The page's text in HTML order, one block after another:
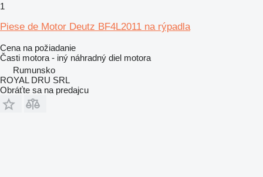
1
Piese de Motor Deutz BF4L2011 na rýpadla
Cena na požiadanie
Časti motora - iný náhradný diel motora
Rumunsko
ROYAL DRU SRL
Obráťte sa na predajcu